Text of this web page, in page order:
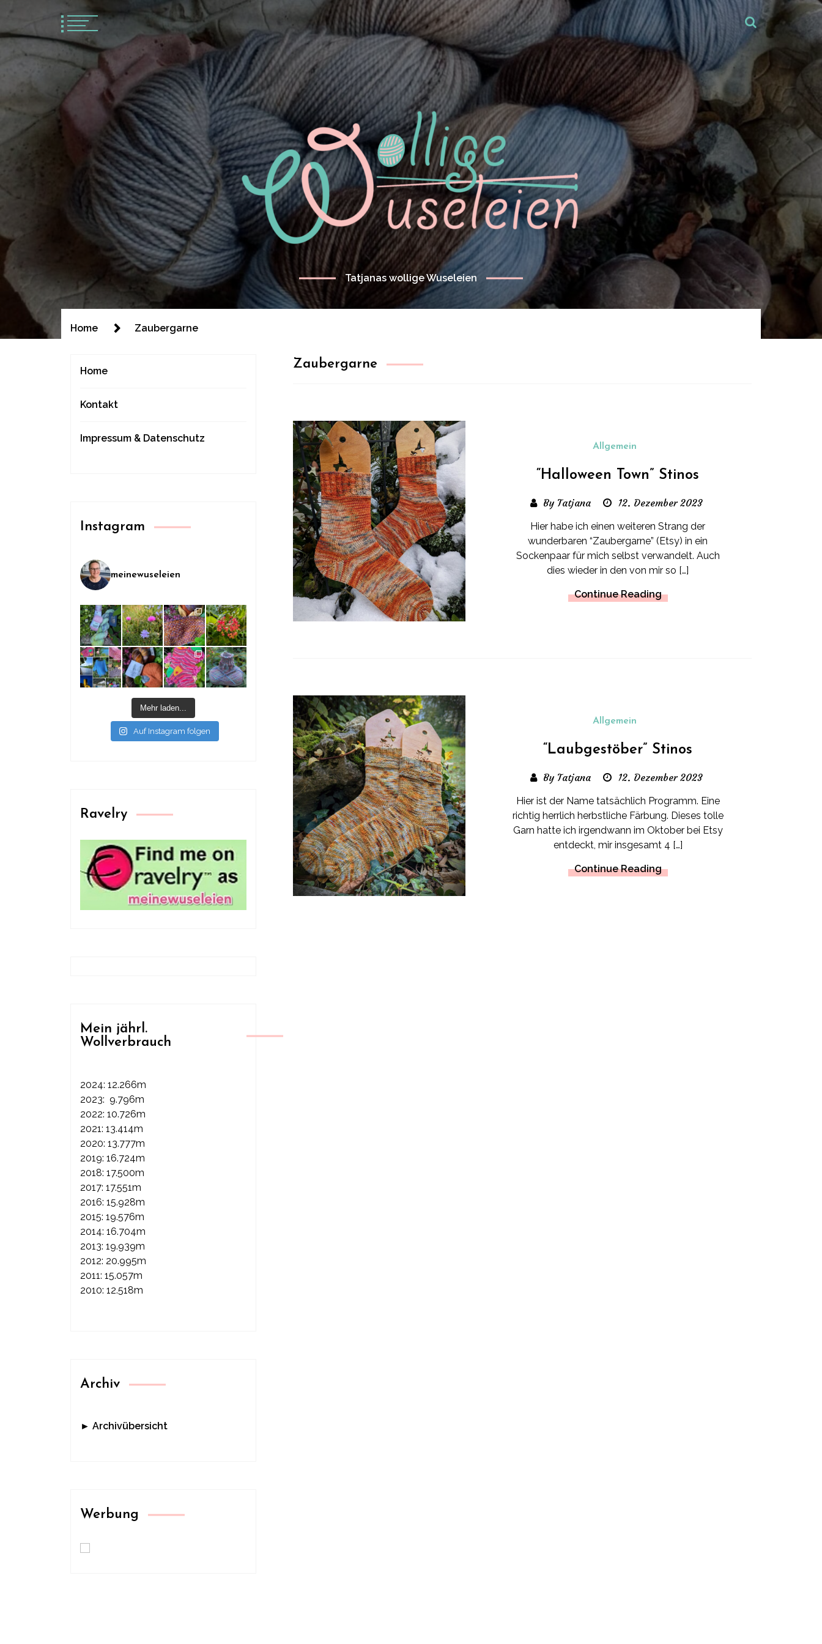
Tatjanas wollige Wuseleien
Home Zaubergarne
Zaubergarne
Allgemein
“Halloween Town” Stinos
By Tatjana 12. Dezember 2023
Hier habe ich einen weiteren Strang der
wunderbaren “Zaubergarne” (Etsy) in ein
Sockenpaar für mich selbst verwandelt. Auch
dies wieder in den von mir so […]
Continue Reading
Allgemein
“Laubgestöber” Stinos
By Tatjana 12. Dezember 2023
Hier ist der Name tatsächlich Programm. Eine
richtig herrlich herbstliche Färbung. Dieses tolle
Garn hatte ich irgendwann im Oktober bei Etsy
entdeckt, mir insgesamt 4 […]
Continue Reading
Home
Kontakt
Impressum & Datenschutz
Instagram
meinewuseleien
Mehr laden...
Auf Instagram folgen
Ravelry
Mein jährl.
Wollverbrauch
2024: 12.266m
2023: 9.796m
2022: 10.726m
2021: 13.414m
2020: 13.777m
2019: 16.724m
2018: 17.500m
2017: 17.551m
2016: 15.928m
2015: 19.576m
2014: 16.704m
2013: 19.939m
2012: 20.995m
2011: 15.057m
2010: 12.518m
Archiv
► Archivübersicht
Werbung